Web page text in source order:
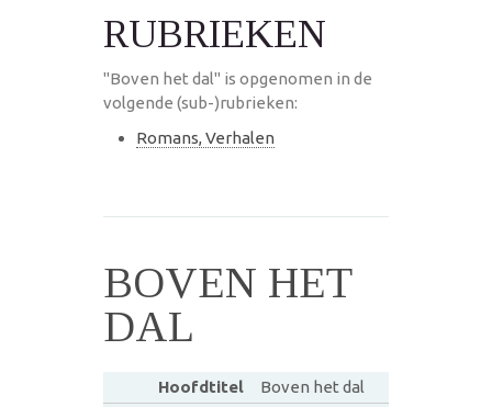
RUBRIEKEN
"Boven het dal" is opgenomen in de
volgende (sub-)rubrieken:
Romans, Verhalen
BOVEN HET
DAL
Hoofdtitel Boven het dal